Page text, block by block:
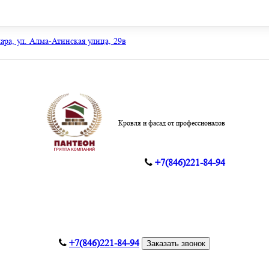
ул. Алма-Атинская улица, 29в
Кровля и фасад от профессионалов
+7(846)221-84-94
+7(846)221-84-94
Заказать звонок